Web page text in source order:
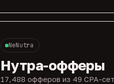
NeNutra
Нутра-офферы
17,488 офферов из 49 CPA-